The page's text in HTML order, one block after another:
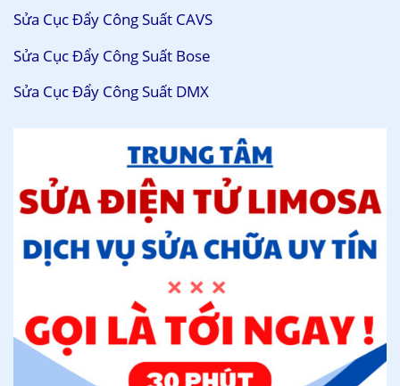
Sửa Cục Đẩy Công Suất CAVS
Sửa Cục Đẩy Công Suất Bose
Sửa Cục Đẩy Công Suất DMX